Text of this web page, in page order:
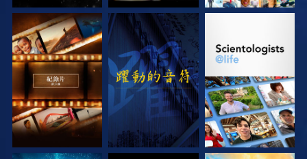
探索系列節目 觀看 探索系列節目